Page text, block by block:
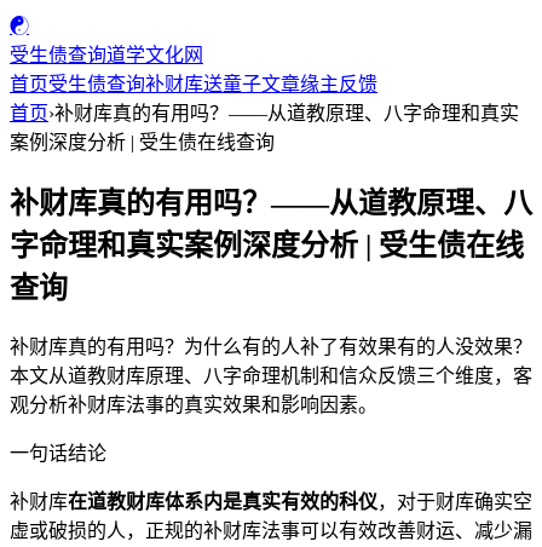
☯
受生债查询道学文化网
首页受生债查询补财库送童子文章缘主反馈
首页›补财库真的有用吗？——从道教原理、八字命理和真实
案例深度分析 | 受生债在线查询
补财库真的有用吗？——从道教原理、八
字命理和真实案例深度分析 | 受生债在线
查询
补财库真的有用吗？为什么有的人补了有效果有的人没效果？
本文从道教财库原理、八字命理机制和信众反馈三个维度，客
观分析补财库法事的真实效果和影响因素。
一句话结论
补财库在道教财库体系内是真实有效的科仪，对于财库确实空
虚或破损的人，正规的补财库法事可以有效改善财运、减少漏